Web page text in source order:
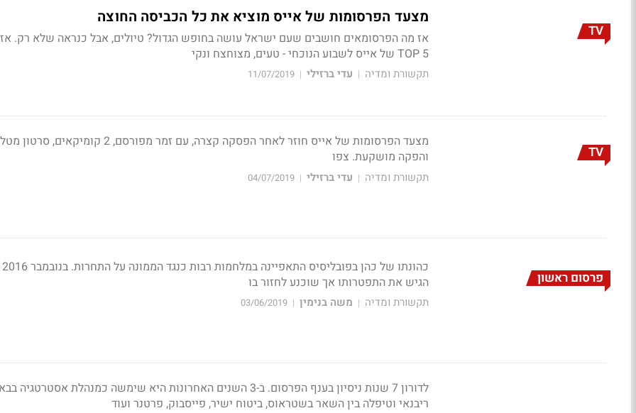
TV
מצעד הפרסומות של אייס מוציא את כל הכביסה החוצה
אז מה הפרסומאים חושבים שעם ישראל עושה בחופש הגדול? טיולים, אבל כנראה שלא רק.
TOP 5 של אייס לשבוע הנוכחי - טעים, מצוחצח ונקי
תקשורת ומדיה | עדי ברזילי |
11/07/2019
TV
מצעד הפרסומות של אייס חוזר לאחר הפסקה קצרה, עם זמר מפורסם, 2 קומיקאים,
והפקה מושקעת. צפו
תקשורת ומדיה | עדי ברזילי |
04/07/2019
פרסום ראשון
הגיש את התפטרותו אך שוכנע לחזור בו
תקשורת ומדיה | משה בנימין |
03/06/2019
לדורון 7 שנות ניסיון בענף הפרסום. ב-3 השנים האחרונות היא שימשה כמנהלת
ריבנאי וטיפלה בין השאר בשטראוס, ביטוח ישיר, פייסבוק, פרטנר ועוד